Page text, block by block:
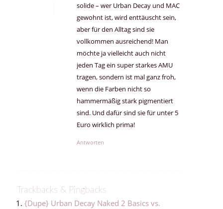
solide – wer Urban Decay und MAC
gewohnt ist, wird enttäuscht sein,
aber für den Alltag sind sie
vollkommen ausreichend! Man
möchte ja vielleicht auch nicht
jeden Tag ein super starkes AMU
tragen, sondern ist mal ganz froh,
wenn die Farben nicht so
hammermäßig stark pigmentiert
sind. Und dafür sind sie für unter 5
Euro wirklich prima!
Antworten
Trackbacks & Pingbacks
{Dupe} Urban Decay Naked 2 Basics vs.